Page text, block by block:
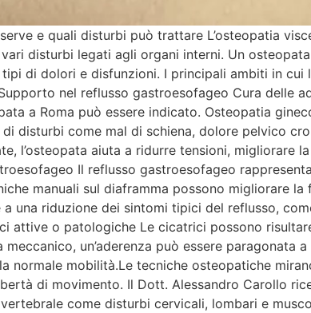
e quali disturbi può trattare L’osteopatia
disturbi legati agli organi interni. Un
di dolori e disfunzioni. I principali ambiti in
nel reflusso gastroesofageo Cura delle
a Roma può essere indicato. Osteopatia
disturbi come mal di schiena, dolore pelvico
l’osteopata aiuta a ridurre tensioni,
Il reflusso gastroesofageo
manuali sul diaframma possono migliorare
una riduzione dei sintomi tipici del reflusso,
attive o patologiche Le cicatrici possono
un’aderenza può essere
normale mobilità.Le tecniche osteopatiche
di movimento. Il Dott. Alessandro Carollo
come disturbi cervicali, lombari e